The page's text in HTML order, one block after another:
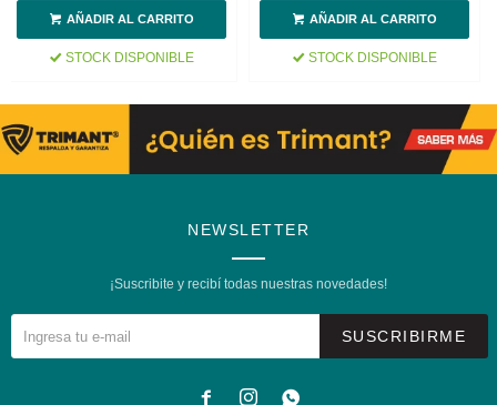
STOCK DISPONIBLE STOCK DISPONIBLE
NEWSLETTER
¡Suscribite y recibí todas nuestras novedades!
SUSCRIBIRME
  